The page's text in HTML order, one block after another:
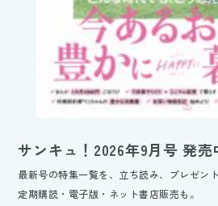
サンキュ！2026年9月号 発売
最新号の特集一覧を、立ち読み、プレゼン
定期購読・電子版・ネット書店販売も。